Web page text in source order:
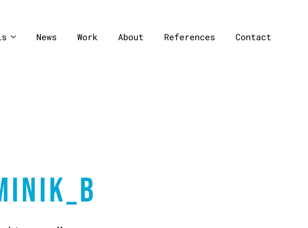
News Work About References Contact